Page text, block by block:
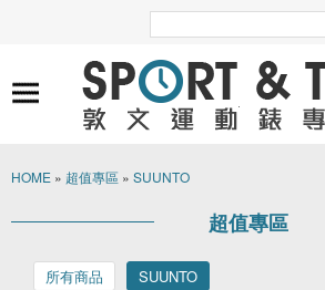
HOME » 超值專區 » SUUNTO
超值專區
所有商品 SUUNTO